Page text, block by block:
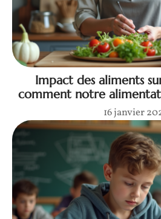
Impact des aliments
comment notre
16 janvier